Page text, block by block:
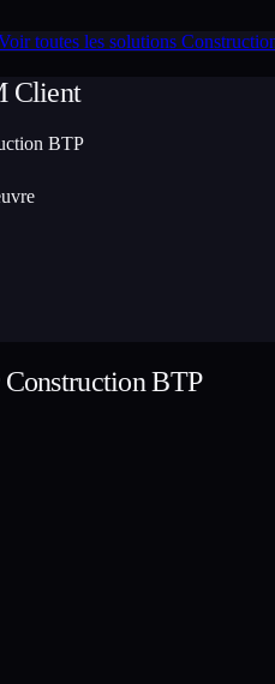
toutes les solutions
Client
BTP
Construction BTP